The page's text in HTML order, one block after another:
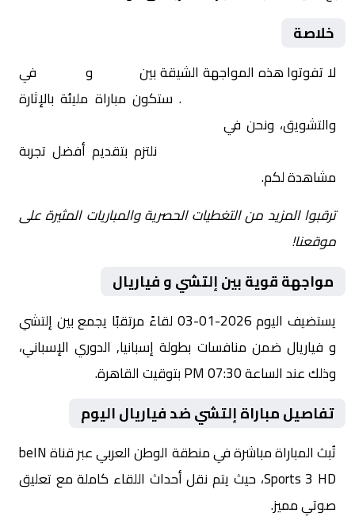
خلاصة
لا تفوتوا هذه المواجهة الشيقة بين و
في
. ستكون مباراة مليئة بالإثارة
والتشويق، ونحن في
نلتزم بتقديم أفضل تجربة
مشاهدة لكم.
ترقبوا المزيد من التغطيات الحصرية والمباريات المثيرة على
موقعنا!
مواجهة قوية بين إلتشي و فياريال
يستضيف اليوم 2026-01-03 لقاءً مرتقبًا يجمع بين إلتشي
و فياريال ضمن منافسات بطولة إسبانيا, الدوري الإسباني،
وذلك عند الساعة 07:30 PM بتوقيت القاهرة.
تفاصيل مباراة إلتشي ضد فياريال اليوم
تُبث المباراة مباشرة في منطقة الوطن العربي عبر قناة beIN
Sports 3 HD، حيث يتم نقل أحداث اللقاء كاملة مع تعليق
صوتي مميز.